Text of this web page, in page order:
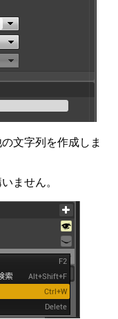
文字列を作成しま
ません。